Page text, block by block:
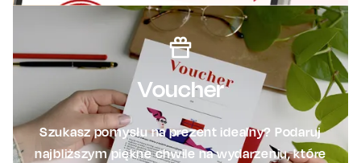
Voucher
Szukasz pomysłu na prezent idealny? Podaruj
najbliższym piękne chwile na wydarzeniu, które